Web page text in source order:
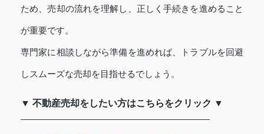
ため、売却の流れを理解し、正しく手続きを進めること
が重要です。
専門家に相談しながら準備を進めれば、トラブルを回避
しスムーズな売却を目指せるでしょう。
▼ 不動産売却をしたい方はこちらをクリック ▼